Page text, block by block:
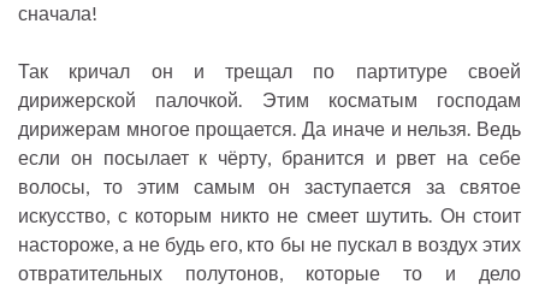
сначала!
Так кричал он и трещал по партитуре своей
дирижерской палочкой. Этим косматым господам
дирижерам многое прощается. Да иначе и нельзя. Ведь
если он посылает к чёрту, бранится и рвет на себе
волосы, то этим самым он заступается за святое
искусство, с которым никто не смеет шутить. Он стоит
настороже, а не будь его, кто бы не пускал в воздух этих
отвратительных полутонов, которые то и дело